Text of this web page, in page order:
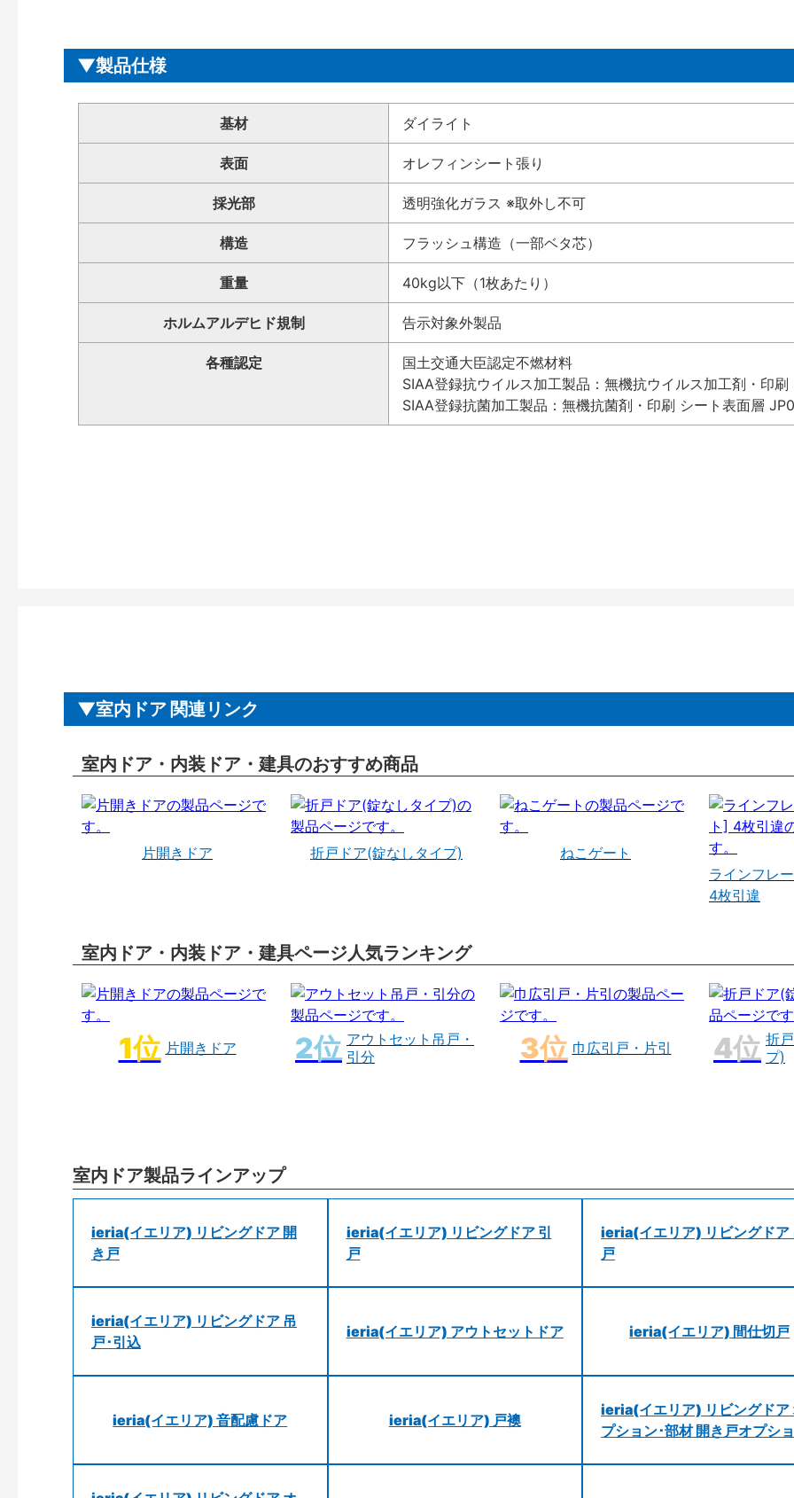
製品仕様
基材 ダイライト
表面 オレフィンシート張り
採光部 透明強化ガラス ※取外し不可
構造 フラッシュ構造（一部ベタ芯）
重量 40kg以下（1枚あたり）
ホルムアルデヒド規制 告示対象外製品
各種認定
国土交通大臣認定不燃材料
SIAA登録抗ウイルス加工製品：無機抗ウイルス加工剤・印
SIAA登録抗菌加工製品：無機抗菌剤・印刷 シート表面層
室内ドア 関連リンク
室内ドア・内装ドア・建具のおすすめ商品
片開きドア 折戸ドア(錠なしタイプ)
ねこゲート
ラインフレ
4枚引違
室内ドア・内装ドア・建具ページ人気ランキング
片開きドア
アウトセット吊戸・
引分
巾広引戸・片引
折
プ)
室内ドア製品ラインアップ
ieria(イエリア) リビングドア 開
き戸
ieria(イエリア) リビングドア 引
戸
ieria(イエリア) リビングドア
戸
ieria(イエリア) リビングドア 吊
戸･引込
ieria(イエリア) アウトセットドア ieria(イエリア) 間仕切戸
ieria(イエリア) 音配慮ドア ieria(イエリア) 戸襖
ieria(イエリア) リビングドア
プション･部材 開き戸オプシ